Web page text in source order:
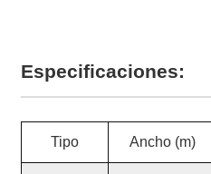
Especificaciones:
Tipo Ancho (m)